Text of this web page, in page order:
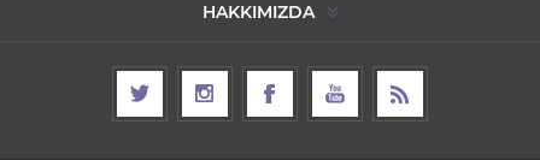
HAKKIMIZDA